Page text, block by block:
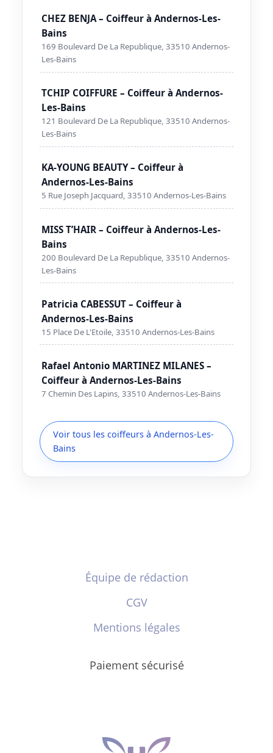
CHEZ BENJA – Coiffeur à Andernos-Les-
Bains
169 Boulevard De La Republique, 33510 Andernos-
Les-Bains
TCHIP COIFFURE – Coiffeur à Andernos-
Les-Bains
121 Boulevard De La Republique, 33510 Andernos-
Les-Bains
KA-YOUNG BEAUTY – Coiffeur à
Andernos-Les-Bains
5 Rue Joseph Jacquard, 33510 Andernos-Les-Bains
MISS T’HAIR – Coiffeur à Andernos-Les-
Bains
200 Boulevard De La Republique, 33510 Andernos-
Les-Bains
Patricia CABESSUT – Coiffeur à
Andernos-Les-Bains
15 Place De L'Etoile, 33510 Andernos-Les-Bains
Rafael Antonio MARTINEZ MILANES –
Coiffeur à Andernos-Les-Bains
7 Chemin Des Lapins, 33510 Andernos-Les-Bains
Voir tous les coiffeurs à Andernos-Les-
Bains
Équipe de rédaction
CGV
Mentions légales
Paiement sécurisé